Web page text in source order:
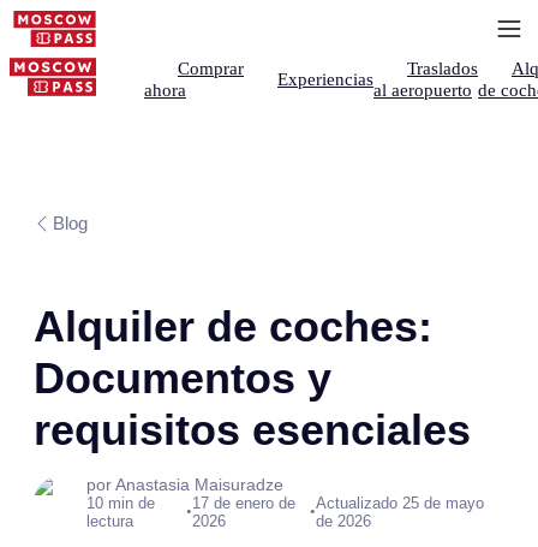
Comprar
ahora
Experiencias
Traslados
al aeropuerto de
Blog
Alquiler de coches:
Documentos y
requisitos esenciales
por Anastasia Maisuradze
10 min de
lectura
•17 de enero de
2026
•Actualizado 25 de mayo
de 2026